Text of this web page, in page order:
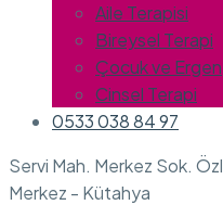
Aile Terapisi
Bireysel Terapi
Çocuk ve Ergen
Cinsel Terapi
0533 038 84 97
Servi Mah. Merkez Sok.
Merkez - Kütahya